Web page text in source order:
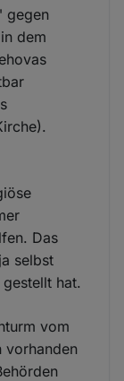
gegen
dem
Das
selbst
hat.
vom
vorhanden